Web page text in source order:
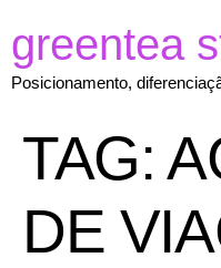
greentea
Posicionamento,
TAG:
DE